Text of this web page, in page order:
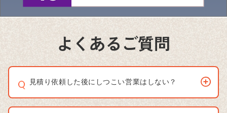
よくあるご質問
見積り依頼した後にしつこい営業はしない？